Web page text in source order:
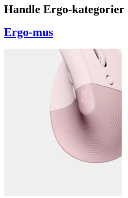
Handle Ergo-kategorier
Ergo-mus